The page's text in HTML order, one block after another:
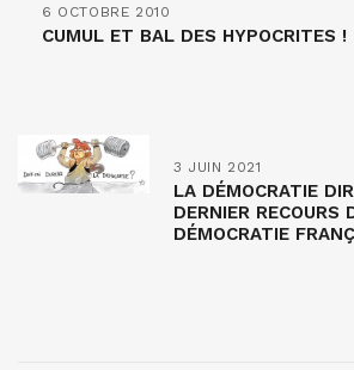
6 OCTOBRE 2010
CUMUL ET BAL DES HYPOCRITES !
3 JUIN 2021
LA DÉMOCRATIE
DERNIER RECOURS
DÉMOCRATIE